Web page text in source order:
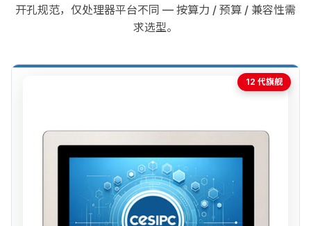
开孔规范，仅处理器平台不同 — 按算力 / 预算 / 兼容性需
求选型。
12 代旗舰